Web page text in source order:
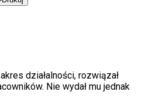
działalności, rozwiązał
Nie wydał mu jednak